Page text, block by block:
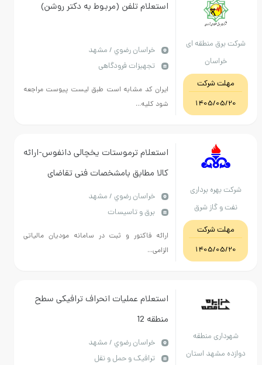
برق منطقه ای
مهلت شرکت
1405/05/20
استعلام تلفن (مربوط به دکتر روشن)
خراسان رضوي / مشهد
تجهیزات فرودگاهی
ایران کد مشابه است طبق لیست پیوست مراجعه
شود کلیه...
بهره برداری
نفت و گاز شرق
مهلت شرکت
1405/05/20
استعلام ترموستات یخچالی دانفوس-ارائه
کالا مطابق بامشخصات فنی تقاضای
پیوست الزامیست-تکمیل و ارسال فرم
پیوست الزامیست
خراسان رضوي / مشهد
برق و تاسیسات
ارائه فاکتور و ثبت در سامانه مودیان مالیاتی
الزامی...
شهرداری منطقه
مشهد استان
استعلام عملیات انحراف ترافیکی سطح
خراسان رضوي / مشهد
ترافیک و حمل و نقل